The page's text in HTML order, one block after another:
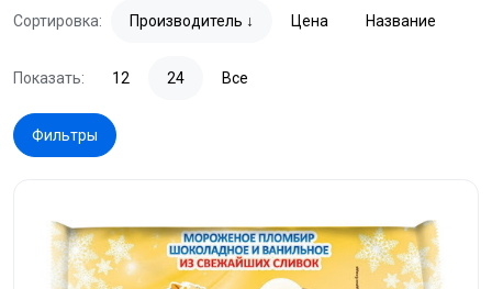
Сортировка: Производитель Цена Название
Показать: 12 24 Все
Фильтры